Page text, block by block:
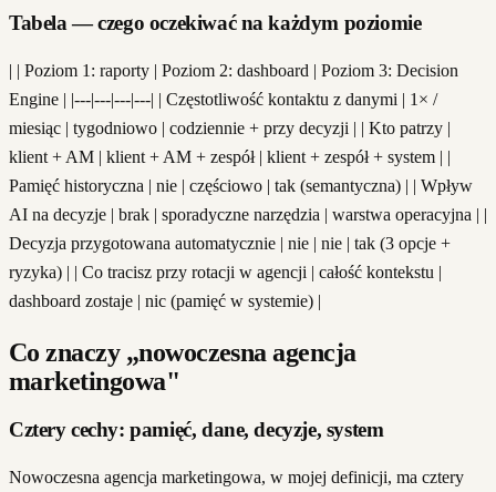
Tabela — czego oczekiwać na każdym poziomie
| | Poziom 1: raporty | Poziom 2: dashboard | Poziom 3: Decision
Engine | |---|---|---|---| | Częstotliwość kontaktu z danymi | 1× /
miesiąc | tygodniowo | codziennie + przy decyzji | | Kto patrzy |
klient + AM | klient + AM + zespół | klient + zespół + system | |
Pamięć historyczna | nie | częściowo | tak (semantyczna) | | Wpływ
AI na decyzje | brak | sporadyczne narzędzia | warstwa operacyjna | |
Decyzja przygotowana automatycznie | nie | nie | tak (3 opcje +
ryzyka) | | Co tracisz przy rotacji w agencji | całość kontekstu |
dashboard zostaje | nic (pamięć w systemie) |
Co znaczy „nowoczesna agencja
marketingowa"
Cztery cechy: pamięć, dane, decyzje, system
Nowoczesna agencja marketingowa, w mojej definicji, ma cztery